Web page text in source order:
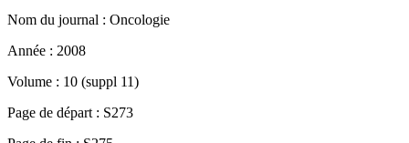
Nom du journal : Oncologie
Année : 2008
Volume : 10 (suppl 11)
Page de départ : S273